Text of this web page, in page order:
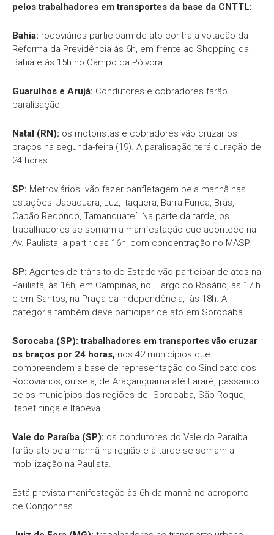
pelos trabalhadores em transportes da base da CNTTL:
Bahia: rodoviários participam de ato contra a votação da
Reforma da Previdência às 6h, em frente ao Shopping da
Bahia e às 15h no Campo da Pólvora.
Guarulhos e Arujá: Condutores e cobradores farão
paralisação.
Natal (RN): os motoristas e cobradores vão cruzar os
braços na segunda-feira (19). A paralisação terá duração de
24 horas.
SP: Metroviários vão fazer panfletagem pela manhã nas
estações: Jabaquara, Luz, Itaquera, Barra Funda, Brás,
Capão Redondo, Tamanduateí. Na parte da tarde, os
trabalhadores se somam a manifestação que acontece na
Av. Paulista, a partir das 16h, com concentração no MASP.
SP: Agentes de trânsito do Estado vão participar de atos na
Paulista, às 16h, em Campinas, no Largo do Rosário, às 17 h
e em Santos, na Praça da Independência, às 18h. A
categoria também deve participar de ato em Sorocaba.
Sorocaba (SP): trabalhadores em transportes vão cruzar
os braços por 24 horas, nos 42 municípios que
compreendem a base de representação do Sindicato dos
Rodoviários, ou seja, de Araçariguama até Itararé, passando
pelos municípios das regiões de Sorocaba, São Roque,
Itapetininga e Itapeva.
Vale do Paraíba (SP): os condutores do Vale do Paraíba
farão ato pela manhã na região e à tarde se somam a
mobilização na Paulista.
Está prevista manifestação às 6h da manhã no aeroporto
de Congonhas.